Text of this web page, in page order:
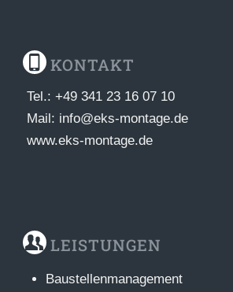
KONTAKT
Tel.: +49 341 23 16 07 10
Mail: info@eks-montage.de
www.eks-montage.de
LEISTUNGEN
Baustellenmanagement